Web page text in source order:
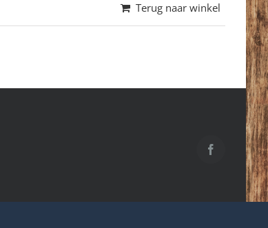
Terug naar winkel
Facebook